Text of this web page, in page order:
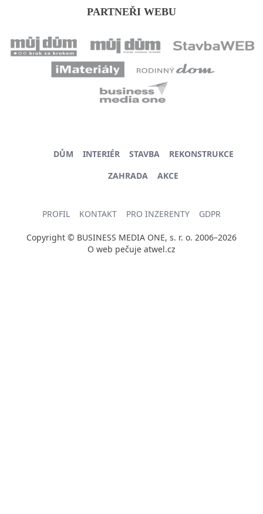
PARTNEŘI WEBU
DŮM INTERIÉR STAVBA
REKONSTRUKCE
ZAHRADA
AKCE
PROFIL KONTAKT PRO INZERENTY GDPR
Copyright © BUSINESS MEDIA ONE, s. r. o. 2006–2026